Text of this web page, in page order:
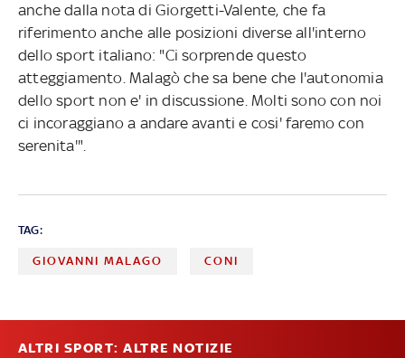
anche dalla nota di Giorgetti-Valente, che fa
riferimento anche alle posizioni diverse all'interno
dello sport italiano: "Ci sorprende questo
atteggiamento. Malagò che sa bene che l'autonomia
dello sport non e' in discussione. Molti sono con noi
ci incoraggiano a andare avanti e cosi' faremo con
serenita'".
TAG:
GIOVANNI MALAGO CONI
ALTRI SPORT: ALTRE NOTIZIE